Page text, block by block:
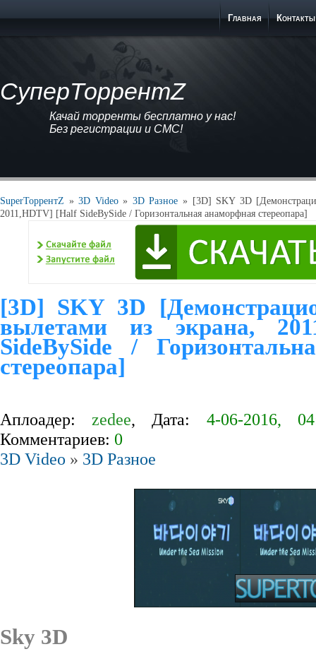
СуперТоррентZ
Качай торренты бесплатно у нас!
Без регистрации и СМС!
Главная Контакты
SuperТоррентZ »3D Video» 3D Разное » [3D] SKY 3D
2011,HDTV] [Half SideBySide / Горизонтальная анаморфная стереопара]
[3D] SKY 3D
вылетами из экрана,
SideBySide /
стереопара]
Аплоадер: zedee, Дата:
4-06-2016,
Комментариев: 0
3D Video » 3D Разное
Sky 3D